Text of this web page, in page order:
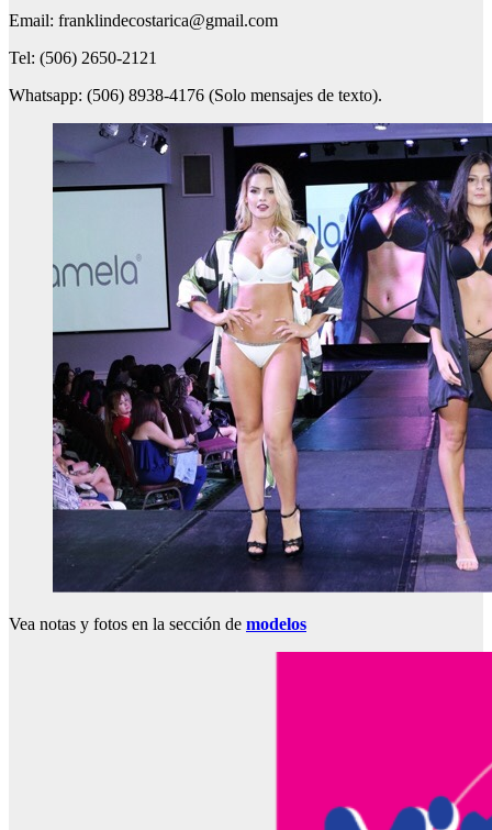
Email: franklindecostarica@gmail.com
Tel: (506) 2650-2121
Whatsapp: (506) 8938-4176 (Solo mensajes de texto).
Vea notas y fotos en la sección de modelos